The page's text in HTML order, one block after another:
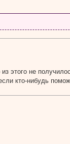
этого не
кто-нибудь